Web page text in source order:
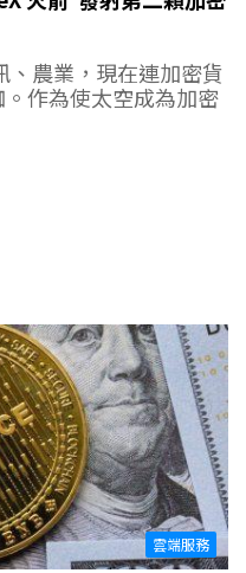
、農業，現在連加密貨
作為使太空成為加密
雲端服務